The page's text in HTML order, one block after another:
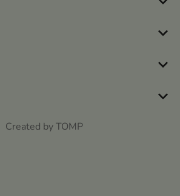
keyboard_arrow_down
keyboard_arrow_down
keyboard_arrow_down
Created by TOMP